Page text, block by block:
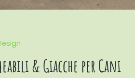
& Giacche per Cani